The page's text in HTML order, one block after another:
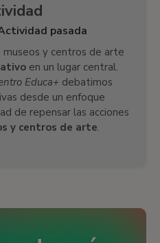
pasada
museos y centros de arte
en un lugar central.
Educa+ debatimos
desde un enfoque
de repensar las acciones
y centros de arte.